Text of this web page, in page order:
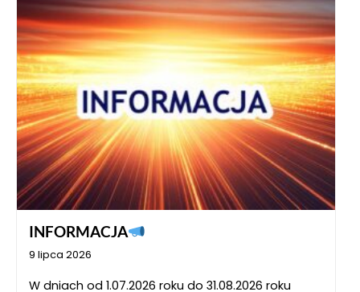
INFORMACJA
9 lipca 2026
W dniach od 1.07.2026 roku do 31.08.2026 roku